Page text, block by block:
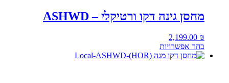
מחסן גינה דקו ורטיקלי – ASHWD
2,199.00 ₪
בחר אפשרויות